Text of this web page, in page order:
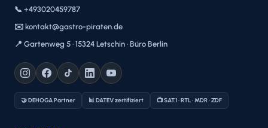
📞 +493020459787
✉️ kontakt@gastro-piraten.de
📍 Gartenweg 5 · 15324 Letschin · Büro Berlin
🤝 DEHOGA Partner 📊 DATEV zertifiziert 📺 SAT.1 · RTL · MDR · ZDF